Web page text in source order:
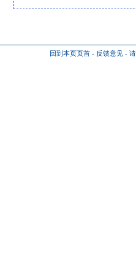
回到本页页首 - 反馈意见 -